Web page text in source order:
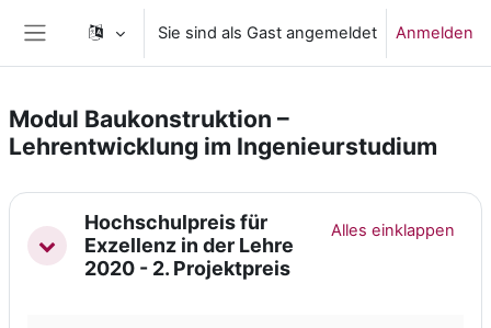
Website-Übersicht
Sie sind als Gast angemeldet Anmelden
Modul Baukonstruktion –
Lehrentwicklung im Ingenieurstudium
Abschnittsübersicht
Einklappen
Hochschulpreis für
Exzellenz in der Lehre
2020 - 2. Projektpreis
Alles einklappen